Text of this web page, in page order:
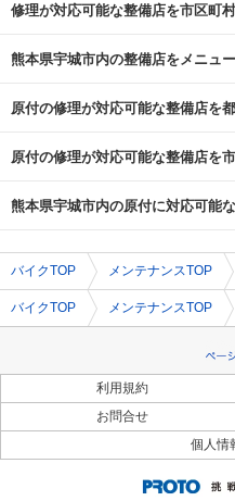
修理が対応可能な整備店を市区町
熊本県宇城市内の整備店をメニュ
原付の修理が対応可能な整備店を
原付の修理が対応可能な整備店を
熊本県宇城市内の原付に対応可能
バイクTOP メンテナンスTOP
バイクTOP メンテナンスTOP
利用規約
お問合せ
個人情